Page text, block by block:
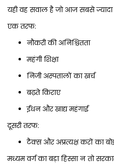
यही वह सवाल है जो आज सबसे ज्यादा
एक तरफ:
नौकरी की अनिश्चितता
महंगी शिक्षा
निजी अस्पतालों का खर्च
बढ़ते किराए
ईंधन और खाद्य महंगाई
दूसरी तरफ:
टैक्स और अप्रत्यक्ष करों का
मध्यम वर्ग का बड़ा हिस्सा न तो